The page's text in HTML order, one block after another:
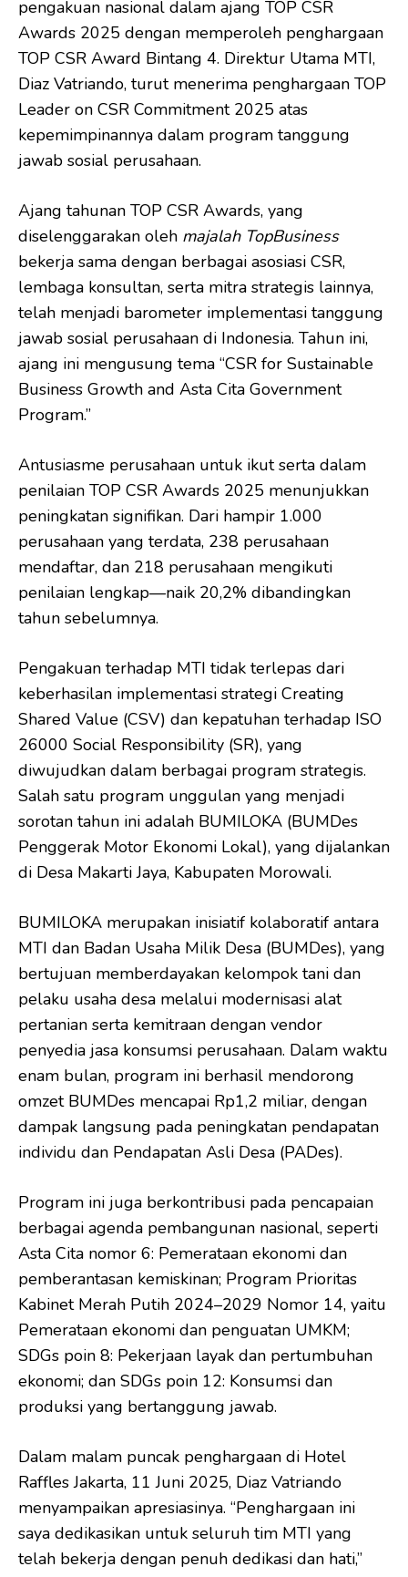
pengakuan nasional dalam ajang TOP CSR
Awards 2025 dengan memperoleh penghargaan
TOP CSR Award Bintang 4. Direktur Utama MTI,
Diaz Vatriando, turut menerima penghargaan TOP
Leader on CSR Commitment 2025 atas
kepemimpinannya dalam program tanggung
jawab sosial perusahaan.
Ajang tahunan TOP CSR Awards, yang
diselenggarakan oleh majalah TopBusiness
bekerja sama dengan berbagai asosiasi CSR,
lembaga konsultan, serta mitra strategis lainnya,
telah menjadi barometer implementasi tanggung
jawab sosial perusahaan di Indonesia. Tahun ini,
ajang ini mengusung tema “CSR for Sustainable
Business Growth and Asta Cita Government
Program.”
Antusiasme perusahaan untuk ikut serta dalam
penilaian TOP CSR Awards 2025 menunjukkan
peningkatan signifikan. Dari hampir 1.000
perusahaan yang terdata, 238 perusahaan
mendaftar, dan 218 perusahaan mengikuti
penilaian lengkap—naik 20,2% dibandingkan
tahun sebelumnya.
Pengakuan terhadap MTI tidak terlepas dari
keberhasilan implementasi strategi Creating
Shared Value (CSV) dan kepatuhan terhadap ISO
26000 Social Responsibility (SR), yang
diwujudkan dalam berbagai program strategis.
Salah satu program unggulan yang menjadi
sorotan tahun ini adalah BUMILOKA (BUMDes
Penggerak Motor Ekonomi Lokal), yang dijalankan
di Desa Makarti Jaya, Kabupaten Morowali.
BUMILOKA merupakan inisiatif kolaboratif antara
MTI dan Badan Usaha Milik Desa (BUMDes), yang
bertujuan memberdayakan kelompok tani dan
pelaku usaha desa melalui modernisasi alat
pertanian serta kemitraan dengan vendor
penyedia jasa konsumsi perusahaan. Dalam waktu
enam bulan, program ini berhasil mendorong
omzet BUMDes mencapai Rp1,2 miliar, dengan
dampak langsung pada peningkatan pendapatan
individu dan Pendapatan Asli Desa (PADes).
Program ini juga berkontribusi pada pencapaian
berbagai agenda pembangunan nasional, seperti
Asta Cita nomor 6: Pemerataan ekonomi dan
pemberantasan kemiskinan; Program Prioritas
Kabinet Merah Putih 2024–2029 Nomor 14, yaitu
Pemerataan ekonomi dan penguatan UMKM;
SDGs poin 8: Pekerjaan layak dan pertumbuhan
ekonomi; dan SDGs poin 12: Konsumsi dan
produksi yang bertanggung jawab.
Dalam malam puncak penghargaan di Hotel
Raffles Jakarta, 11 Juni 2025, Diaz Vatriando
menyampaikan apresiasinya. “Penghargaan ini
saya dedikasikan untuk seluruh tim MTI yang
telah bekerja dengan penuh dedikasi dan hati,”